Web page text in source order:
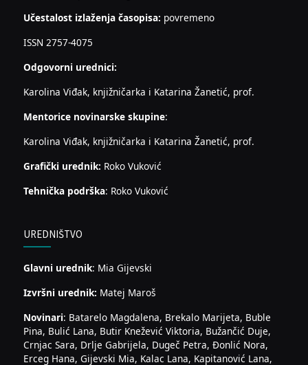
Učestalost izlaženja časopisa: povremeno
ISSN 2757-4075
Odgovorni urednici:
Karolina Viđak, knjižničarka i Katarina Žanetić, prof.
Mentorice novinarske skupine:
Karolina Viđak, knjižničarka i Katarina Žanetić, prof.
Grafički urednik: Roko Vuković
Tehnička podrška: Roko Vuković
UREDNIŠTVO
Glavni urednik: Mia Gijevski
Izvršni urednik: Matej Maroš
Novinari: Batarelo Magdalena, Brekalo Marijeta, Buble
Pina, Bulić Lana, Butir Knežević Viktoria, Bužančić Duje,
Crnjac Sara, Drlje Gabrijela, Dugeč Petra, Đonlić Nora,
Erceg Hana, Gijevski Mia, Kalac Lana, Kapitanović Lana,